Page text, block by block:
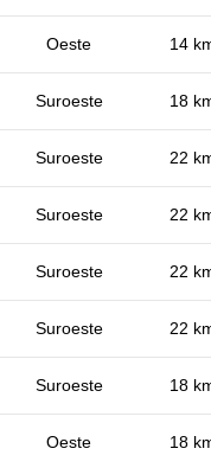
Oeste 14
Suroeste 18
Suroeste 22
Suroeste 22
Suroeste 22
Suroeste 22
Suroeste 18
Oeste 18